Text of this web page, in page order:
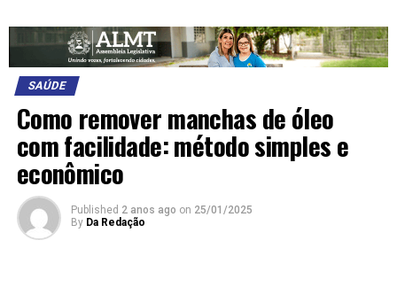
SAÚDE
Como remover manchas de óleo
com facilidade: método simples e
econômico
Published 2 anos ago on 25/01/2025
By Da Redação